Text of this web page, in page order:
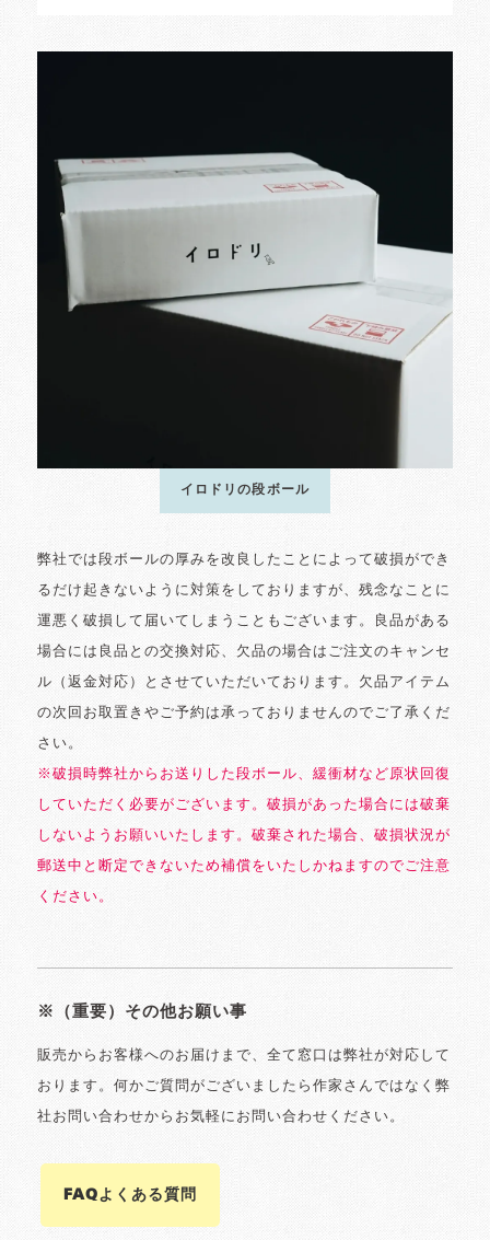
イロドリの段ボール
弊社では段ボールの厚みを改良したことによって破損ができ
るだけ起きないように対策をしておりますが、残念なことに
運悪く破損して届いてしまうこともございます。良品がある
場合には良品との交換対応、欠品の場合はご注文のキャンセ
ル（返金対応）とさせていただいております。欠品アイテム
の次回お取置きやご予約は承っておりませんのでご了承くだ
さい。
※破損時弊社からお送りした段ボール、緩衝材など原状回復
していただく必要がございます。破損があった場合には破棄
しないようお願いいたします。破棄された場合、破損状況が
郵送中と断定できないため補償をいたしかねますのでご注意
ください。
※（重要）その他お願い事
販売からお客様へのお届けまで、全て窓口は弊社が対応して
おります。何かご質問がございましたら作家さんではなく弊
社お問い合わせからお気軽にお問い合わせください。
FAQよくある質問